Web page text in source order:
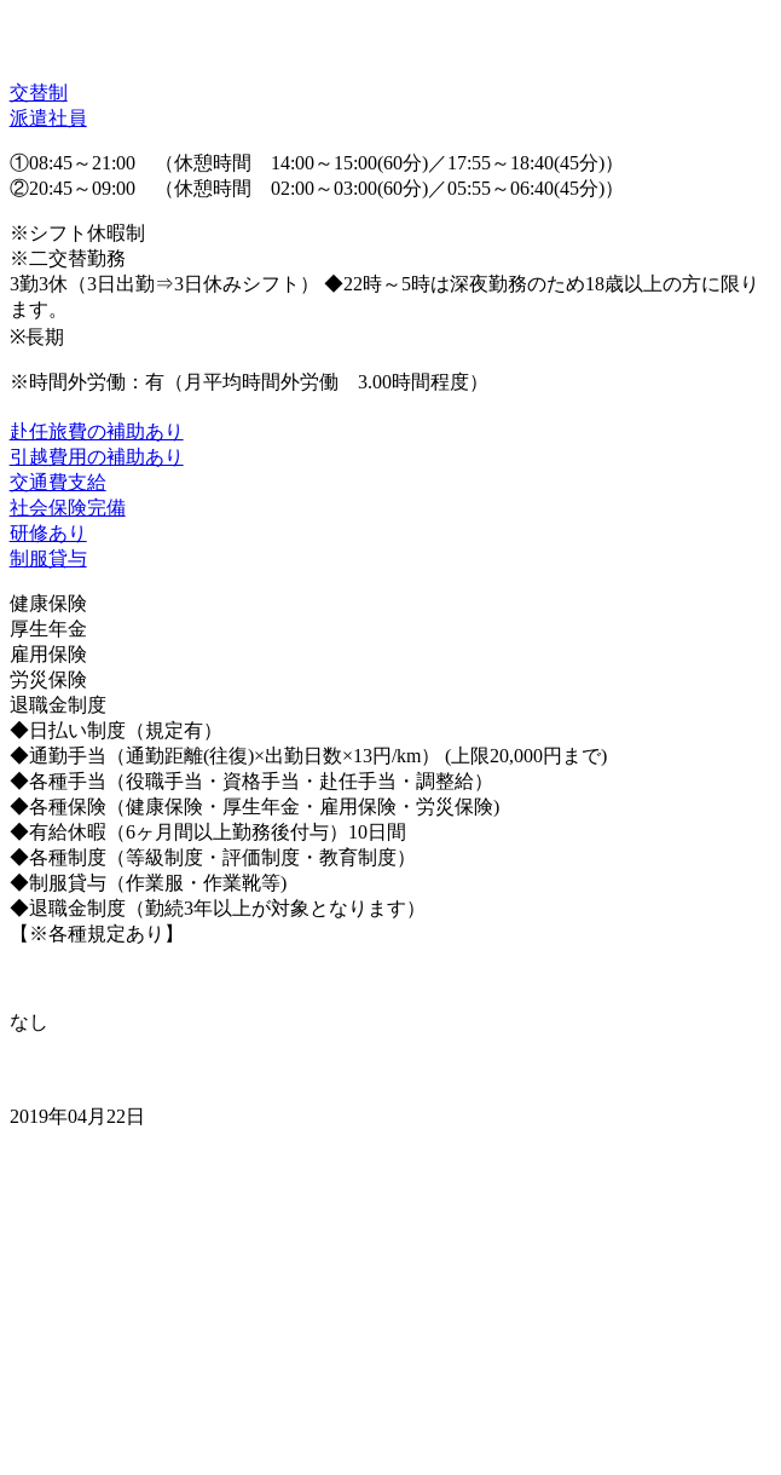
交替制
派遣社員
①08:45～21:00 （休憩時間 14:00～15:00(60分)／17:55～18:40(45分)）
②20:45～09:00 （休憩時間 02:00～03:00(60分)／05:55～06:40(45分)）
※シフト休暇制
※二交替勤務
3勤3休（3日出勤⇒3日休みシフト） ◆22時～5時は深夜勤務のため18歳以上の方に限り
ます。
※長期
※時間外労働：有（月平均時間外労働 3.00時間程度）
赴任旅費の補助あり
引越費用の補助あり
交通費支給
社会保険完備
研修あり
制服貸与
健康保険
厚生年金
雇用保険
労災保険
退職金制度
◆日払い制度（規定有）
◆通勤手当（通勤距離(往復)×出勤日数×13円/km） (上限20,000円まで)
◆各種手当（役職手当・資格手当・赴任手当・調整給）
◆各種保険（健康保険・厚生年金・雇用保険・労災保険)
◆有給休暇（6ヶ月間以上勤務後付与）10日間
◆各種制度（等級制度・評価制度・教育制度）
◆制服貸与（作業服・作業靴等)
◆退職金制度（勤続3年以上が対象となります）
【※各種規定あり】
なし
2019年04月22日